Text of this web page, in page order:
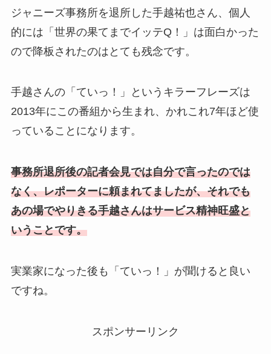
ジャニーズ事務所を退所した手越祐也さん、個人
的には「世界の果てまでイッテQ！」は面白かった
ので降板されたのはとても残念です。
手越さんの「ていっ！」というキラーフレーズは
2013年にこの番組から生まれ、かれこれ7年ほど使
っていることになります。
事務所退所後の記者会見では自分で言ったのでは
なく、レポーターに頼まれてましたが、それでも
あの場でやりきる手越さんはサービス精神旺盛と
いうことです。
実業家になった後も「ていっ！」が聞けると良い
ですね。
スポンサーリンク